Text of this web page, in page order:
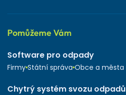
Pomůžeme Vám
Software pro odpady
Firmy Státní správa Obce a města
Chytrý systém svozu odpadů